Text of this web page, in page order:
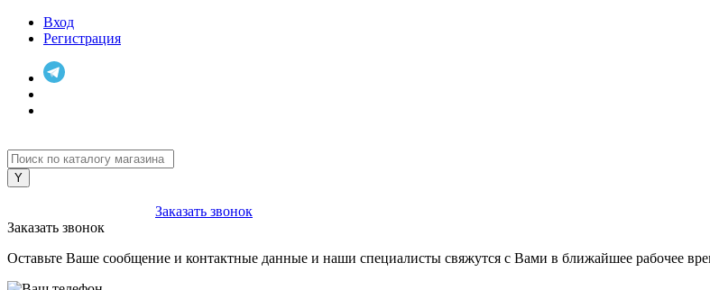
Вход
Регистрация
Заказать звонок
Заказать звонок
Оставьте Ваше сообщение и контактные данные и наши специалисты свяжутся с Вами в ближайшее рабочее